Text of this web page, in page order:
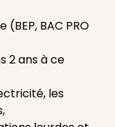
BAC PRO
2 ans à ce
les